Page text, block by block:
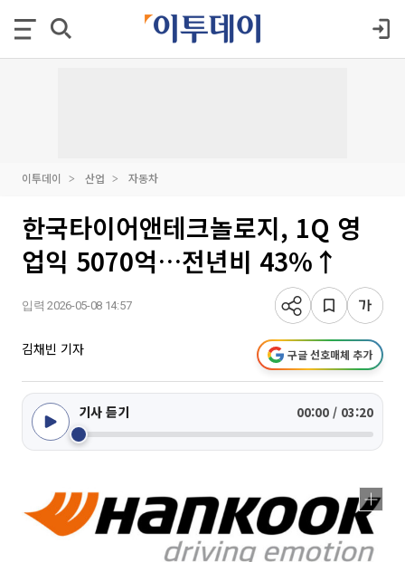
이투데이 산업 자동차
한국타이어앤테크놀로지, 1Q 영
업익 5070억…전년비 43%↑
입력 2026-05-08 14:57
김채빈 기자 구글 선호매체 추가
기사 듣기 00:00 / 03:20